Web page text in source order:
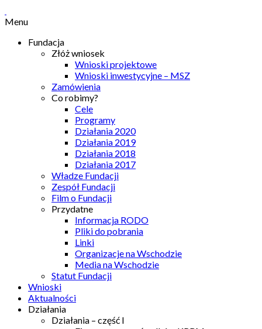
Menu
Fundacja
Złóż wniosek
Wnioski projektowe
Wnioski inwestycyjne – MSZ
Zamówienia
Co robimy?
Cele
Programy
Działania 2020
Działania 2019
Działania 2018
Działania 2017
Władze Fundacji
Zespół Fundacji
Film o Fundacji
Przydatne
Informacja RODO
Pliki do pobrania
Linki
Organizacje na Wschodzie
Media na Wschodzie
Statut Fundacji
Wnioski
Aktualności
Działania
Działania – część I